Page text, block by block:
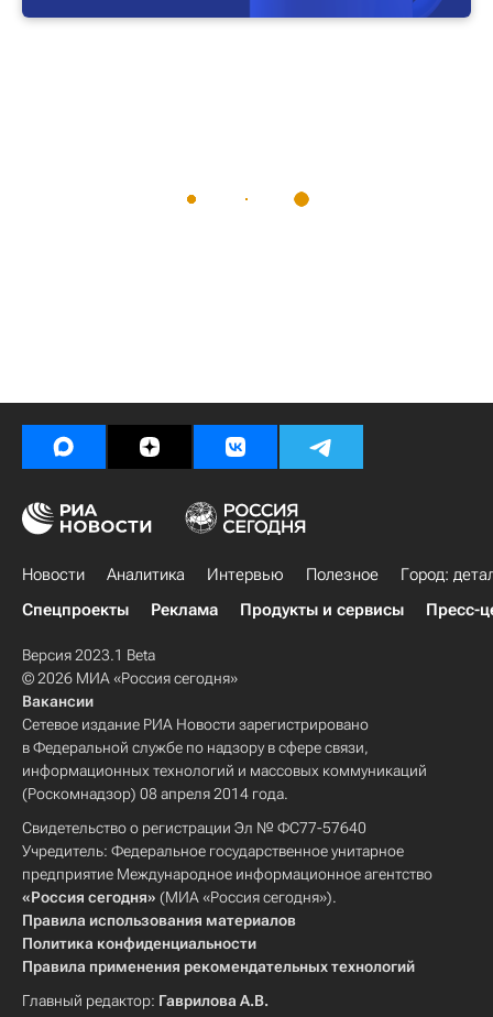
Новости Аналитика Интервью Полезное
Город:
Спецпроекты
Реклама Продукты и сервисы Пресс-
Версия 2023.1 Beta
© 2026 МИА «Россия сегодня»
Вакансии
Сетевое издание РИА Новости зарегистрировано
в Федеральной службе по надзору в сфере связи,
информационных технологий и массовых коммуникаций
(Роскомнадзор) 08 апреля 2014 года.
Свидетельство о регистрации Эл № ФС77-57640
Учредитель: Федеральное государственное унитарное
предприятие Международное информационное агентство
«Россия сегодня» (МИА «Россия сегодня»).
Правила использования материалов
Политика конфиденциальности
Правила применения рекомендательных технологий
Главный редактор: Гаврилова А.В.